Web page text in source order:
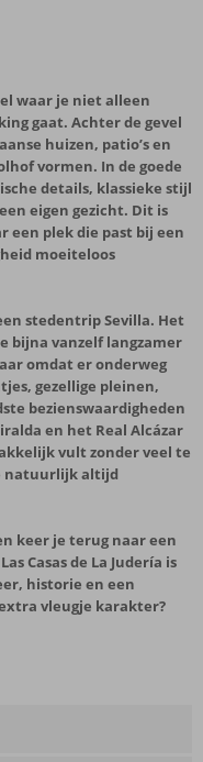
waar je niet alleen
gaat. Achter de gevel
huizen, patio’s en
vormen. In de goede
details, klassieke stijl
eigen gezicht. Dit is
een plek die past bij een
moeiteloos
stedentrip Sevilla. Het
bijna vanzelf langzamer
omdat er onderweg
gezellige pleinen,
bezienswaardigheden
en het Real Alcázar
vult zonder veel te
natuurlijk altijd
keer je terug naar een
Casas de La Judería is
historie en een
vleugje karakter?